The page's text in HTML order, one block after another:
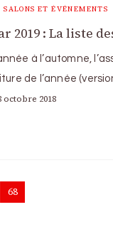
SALONS ET ÉVÉNEMENTS
2019 : La liste
à l’automne,
de l’année
octobre 2018
Page
68